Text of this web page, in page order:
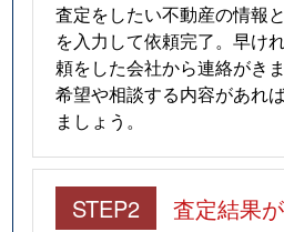
査定をしたい不動産の情報
を入力して依頼完了。早け
頼をした会社から連絡がきま
希望や相談する内容があれ
ましょう。
STEP2 査定結果